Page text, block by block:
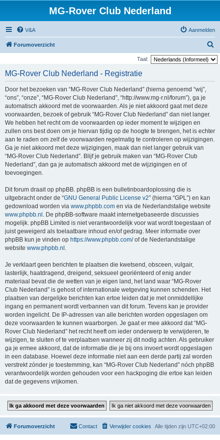
MG-Rover Club Nederland
V&A Aanmelden
Forumoverzicht
o
Taal:
MG-Rover Club Nederland - Registratie
Door het bezoeken van “MG-Rover Club Nederland” (hierna genoemd “wij”,
“ons”, “onze”, “MG-Rover Club Nederland”, “http://www.mg-r.nl/forum”), ga je
automatisch akkoord met de voorwaarden. Als je niet akkoord gaat met deze
voorwaarden, bezoek of gebruik “MG-Rover Club Nederland” dan niet langer.
We hebben het recht om de voorwaarden op ieder moment te wijzigen en
zullen ons best doen om je hiervan tijdig op de hoogte te brengen, het is echter
aan te raden om zelf de voorwaarden regelmatig te controleren op wijzigingen.
Ga je niet akkoord met deze wijzigingen, maak dan niet langer gebruik van
“MG-Rover Club Nederland”. Blijf je gebruik maken van “MG-Rover Club
Nederland”, dan ga je automatisch akkoord met de wijzigingen en of
toevoegingen.
Dit forum draait op phpBB. phpBB is een bulletinboardoplossing die is
uitgebracht onder de “GNU General Public License v2” (hierna “GPL”) en kan
gedownload worden via www.phpbb.com en via de Nederlandstalige website
www.phpbb.nl . De phpBB-software maakt internetgebaseerde discussies
mogelijk. phpBB Limited is niet verantwoordelijk voor wat wordt toegestaan of
juist geweigerd als toelaatbare inhoud en/of gedrag. Meer informatie over
phpBB kun je vinden op https://www.phpbb.com/of de Nederlandstalige
website www.phpbb.nl .
Je verklaart geen berichten te plaatsen die kwetsend, obsceen, vulgair,
lasterlijk, haatdragend, dreigend, seksueel georiënteerd of enig ander
materiaal bevat die de wetten van je eigen land, het land waar “MG-Rover
Club Nederland” is gehost of internationale wetgeving kunnen schenden. Het
plaatsen van dergelijke berichten kan ertoe leiden dat je met onmiddellijke
ingang en permanent wordt verbannen van dit forum. Tevens kan je provider
worden ingelicht. De IP-adressen van alle berichten worden opgeslagen om
deze voorwaarden te kunnen waarborgen. Je gaat er mee akkoord dat “MG-
Rover Club Nederland” het recht heeft om ieder onderwerp te verwijderen, te
wijzigen, te sluiten of te verplaatsen wanneer zij dit nodig achten. Als gebruiker
ga je ermee akkoord, dat de informatie die je bij ons invoert wordt opgeslagen
in een database. Hoewel deze informatie niet aan een derde partij zal worden
verstrekt zónder je toestemming, kan “MG-Rover Club Nederland” nóch phpBB
verantwoordelijk worden gehouden voor een hackpoging die ertoe kan leiden
dat de gegevens vrijkomen.
Forumoverzicht Alle tijden zijn UTC+02:00
Verwijder cookies
Contact